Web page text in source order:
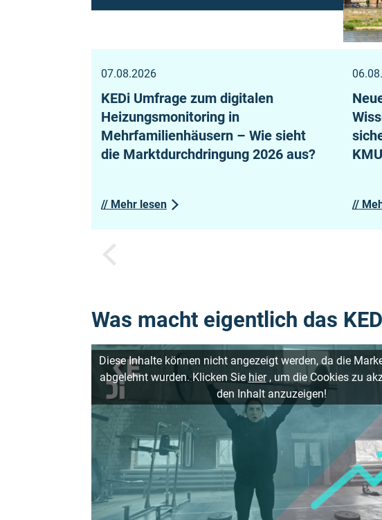
Vorheriges
07.08.2026
KEDi Umfrage zum digitalen
Heizungsmonitoring in
Mehrfamilienhäusern – Wie sieht
die Marktdurchdringung 2026 aus?
// Mehr lesen //
Was macht eigentlich das
Diese Inhalte können nicht angezeigt werden, da die
abgelehnt wurden. Klicken Sie hier, um die Cookies zu
den Inhalt anzuzeigen!